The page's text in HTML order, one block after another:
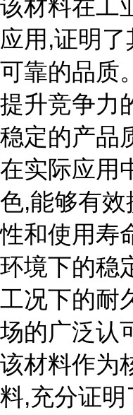
该材料在工
应用,证明
可靠的品质
提升竞争力
稳定的产品
在实际应用
色,能够有
性和使用寿
环境下的稳
工况下的耐
场的广泛认
该材料作为
料,充分证